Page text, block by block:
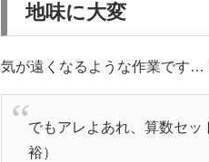
地味に大変
気が遠くなるような作業です…
でもアレよあれ、算数セ
裕）